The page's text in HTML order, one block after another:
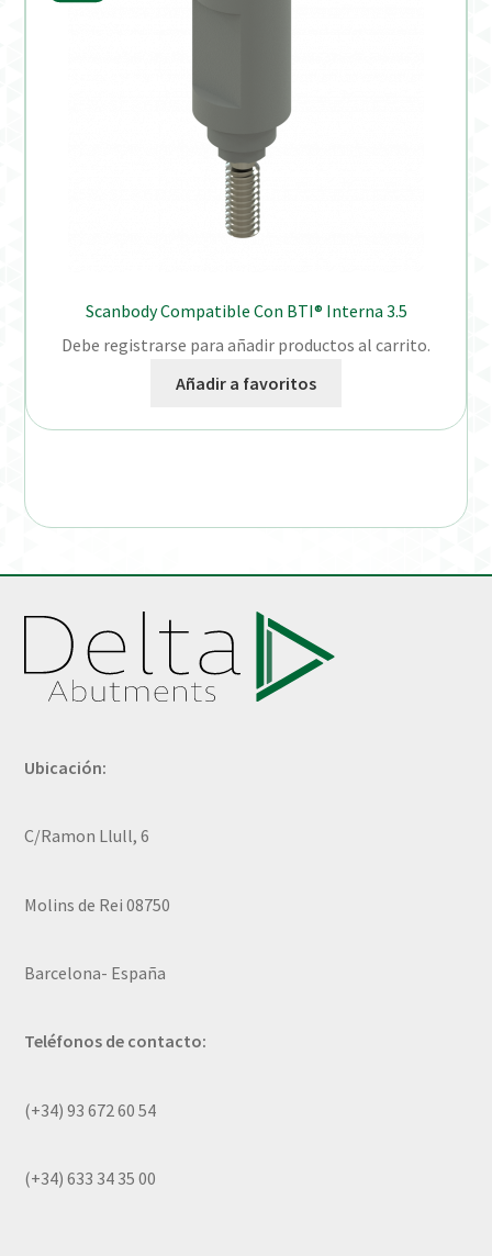
Scanbody Compatible Con BTI® Interna 3.5
Debe registrarse para añadir productos al carrito.
Añadir a favoritos
Ubicación:
C/Ramon Llull, 6
Molins de Rei 08750
Barcelona- España
Teléfonos de contacto:
(+34) 93 672 60 54
(+34) 633 34 35 00